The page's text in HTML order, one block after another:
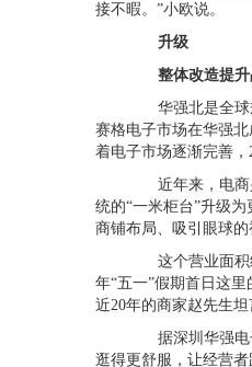
接不暇。”小欧说。
升级
整体改造提升
华强北是全球规
赛格电子市场在华强北
着电子市场逐渐完善，
近年来，电商兴
统的“一米柜台”升级
商铺布局、吸引眼球
这个营业面积
年“五一”假期首日这里
近20年的商家赵先生
据深圳华强电子
逛得更舒服，让经营